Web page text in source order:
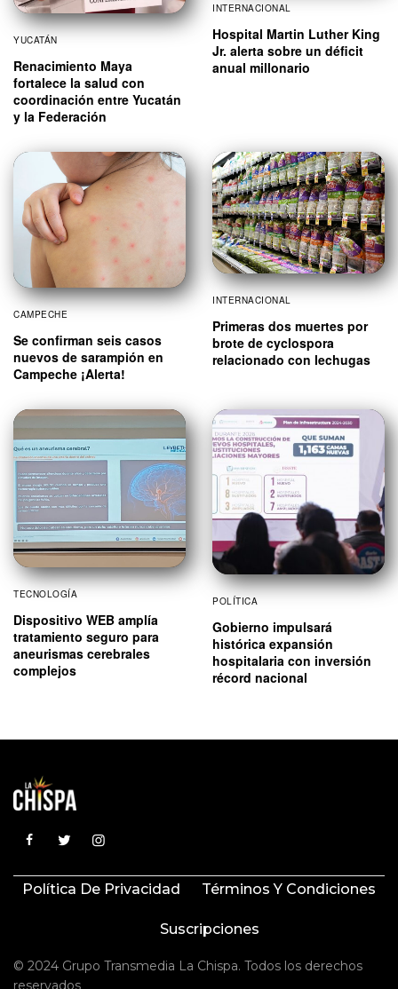
YUCATÁN
Renacimiento Maya
fortalece la salud con
coordinación entre Yucatán
y la Federación
INTERNACIONAL
Hospital Martin Luther King
Jr. alerta sobre un déficit
anual millonario
CAMPECHE
Se confirman seis casos
nuevos de sarampión en
Campeche ¡Alerta!
INTERNACIONAL
Primeras dos muertes por
brote de cyclospora
relacionado con lechugas
TECNOLOGÍA
Dispositivo WEB amplía
tratamiento seguro para
aneurismas cerebrales
complejos
POLÍTICA
Gobierno impulsará
histórica expansión
hospitalaria con inversión
récord nacional
Política De Privacidad Términos Y Condiciones
Suscripciones
© 2024 Grupo Transmedia La Chispa. Todos los derechos
reservados